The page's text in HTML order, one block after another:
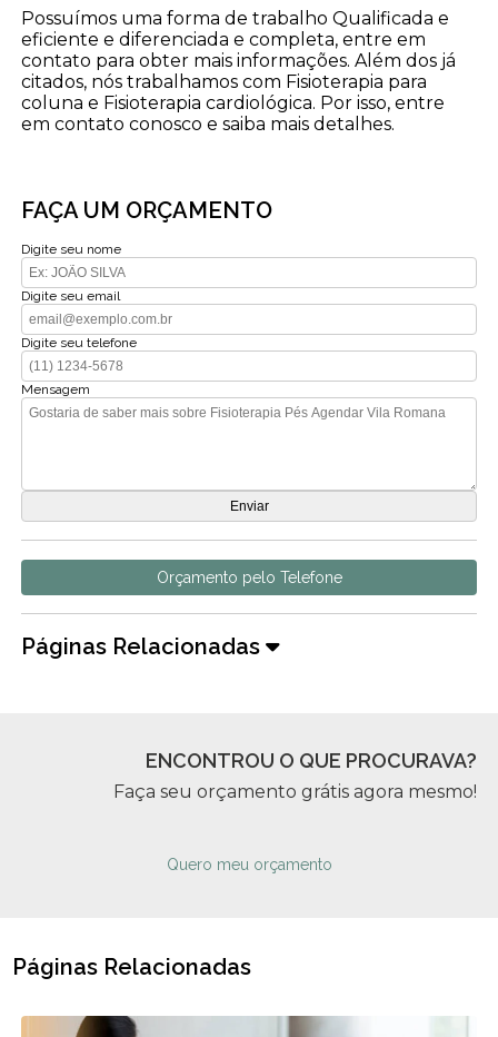
Possuímos uma forma de trabalho Qualificada e
eficiente e diferenciada e completa, entre em
contato para obter mais informações. Além dos já
citados, nós trabalhamos com Fisioterapia para
coluna e Fisioterapia cardiológica. Por isso, entre
em contato conosco e saiba mais detalhes.
FAÇA UM ORÇAMENTO
Digite seu nome
Digite seu email
Digite seu telefone
Mensagem
Orçamento pelo Telefone
Páginas Relacionadas
ENCONTROU O QUE PROCURAVA?
Faça seu orçamento grátis agora mesmo!
Quero meu orçamento
Páginas Relacionadas